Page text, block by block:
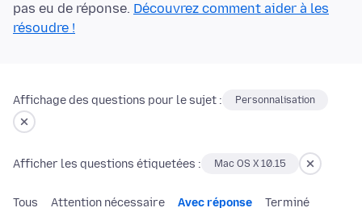
pas eu de réponse. Découvrez comment aider à les
résoudre !
Affichage des questions pour le sujet : Personnalisation
Afficher les questions étiquetées : Mac OS X 10.15
Tous Attention nécessaire Avec réponse Terminé